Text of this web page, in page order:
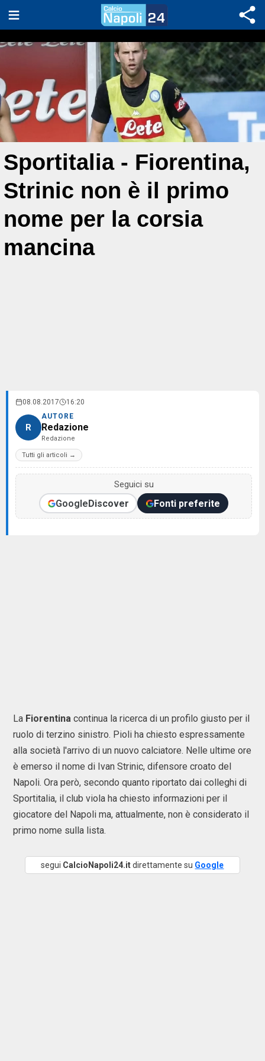
Sportitalia - Fiorentina,
Strinic non è il primo
nome per la corsia
mancina
08.08.2017 16:20
R
AUTORE
Redazione
Redazione
Tutti gli articoli →
Seguici su
GoogleDiscover Fonti preferite
La Fiorentina continua la ricerca di un profilo giusto per il
ruolo di terzino sinistro. Pioli ha chiesto espressamente
alla società l'arrivo di un nuovo calciatore. Nelle ultime ore
è emerso il nome di Ivan Strinic, difensore croato del
Napoli. Ora però, secondo quanto riportato dai colleghi di
Sportitalia, il club viola ha chiesto informazioni per il
giocatore del Napoli ma, attualmente, non è considerato il
primo nome sulla lista.
segui CalcioNapoli24.itdirettamente su Google